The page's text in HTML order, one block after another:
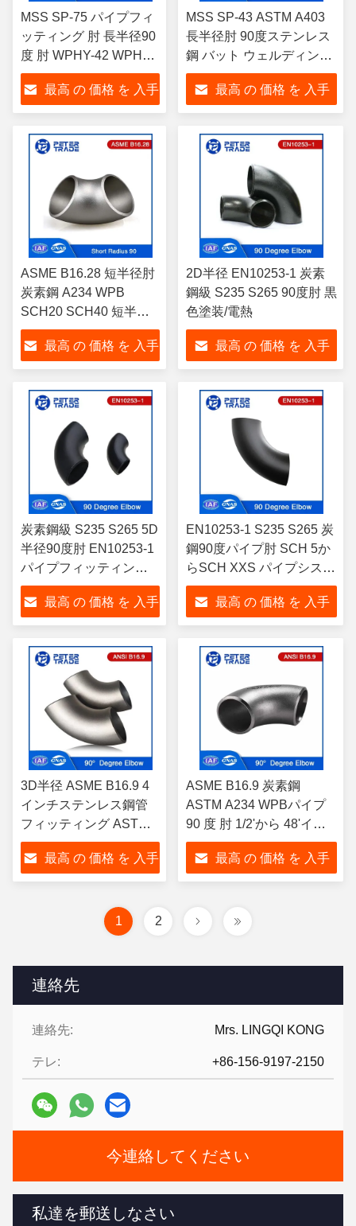
連絡先
連絡先: Mrs. LINGQI KONG
テレ: +86-156-9197-2150
今連絡してください
私達を郵送しなさい
MSS SP-75 パイプフィ
ッティング 肘 長半径90
度 肘 WPHY-42 WPHY-
46 WPHY-52
最高 の 価格 を 入手
MSS SP-43 ASTM A403
長半径肘 90度ステンレス
鋼 バット ウェルディング
フィッティング
最高 の 価格 を 入手
ASME B16.28 短半径肘
炭素鋼 A234 WPB
SCH20 SCH40 短半径
90度肘
最高 の 価格 を 入手
2D半径 EN10253-1 炭素
鋼級 S235 S265 90度肘 黒
色塗装/電熱
最高 の 価格 を 入手
炭素鋼級 S235 S265 5D
半径90度肘 EN10253-1
パイプフィッティング
肘
最高 の 価格 を 入手
EN10253-1 S235 S265 炭
鋼90度パイプ肘 SCH 5か
らSCH XXS パイプシステ
ムの方向を変更するため
に
最高 の 価格 を 入手
3D半径 ASME B16.9 4
インチステンレス鋼管
フィッティング ASTM
A403 90度肘
最高 の 価格 を 入手
ASME B16.9 炭素鋼
ASTM A234 WPBパイプ
90 度 肘 1/2'から 48'イン
チ
最高 の 価格 を 入手
1 2